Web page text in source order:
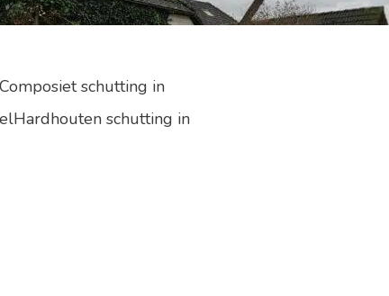
schutting in
schutting in